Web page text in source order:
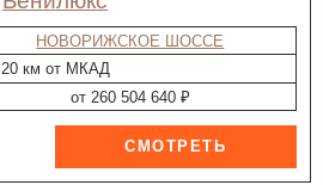
НОВОРИЖСКОЕ ШОССЕ
20 км от МКАД
от 260 504 640 ₽